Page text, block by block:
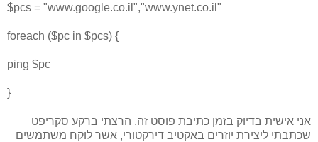
$pcs = "www.google.co.il","www.ynet.co.il"
foreach ($pc in $pcs) {
ping $pc
}
אני אישית בדיוק בזמן כתיבת פוסט זה, הרצתי ברקע סקריפט
שכתבתי ליצירת יוזרים באקטיב דירקטורי, אשר לוקח משתמשים